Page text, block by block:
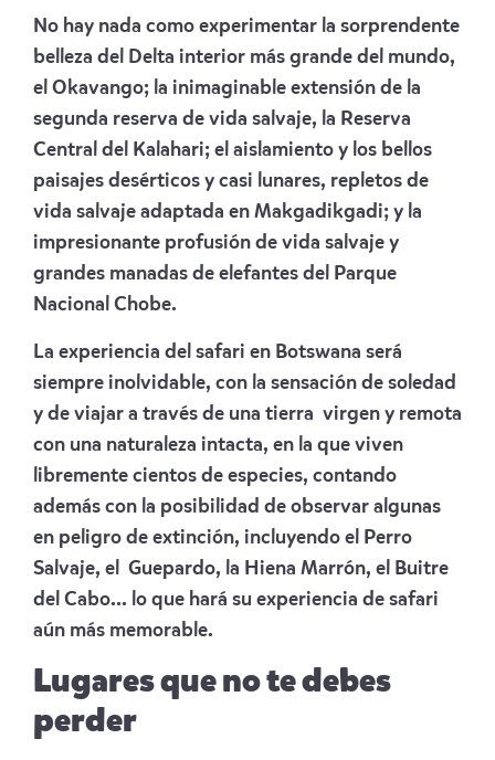
No hay nada como experimentar la sorprendente
belleza del Delta interior más grande del mundo,
el Okavango; la inimaginable extensión de la
segunda reserva de vida salvaje, la Reserva
Central del Kalahari; el aislamiento y los bellos
paisajes desérticos y casi lunares, repletos de
vida salvaje adaptada en Makgadikgadi; y la
impresionante profusión de vida salvaje y
grandes manadas de elefantes del Parque
Nacional Chobe.
La experiencia del safari en Botswana será
siempre inolvidable, con la sensación de soledad
y de viajar a través de una tierra virgen y remota
con una naturaleza intacta, en la que viven
libremente cientos de especies, contando
además con la posibilidad de observar algunas
en peligro de extinción, incluyendo el Perro
Salvaje, el Guepardo, la Hiena Marrón, el Buitre
del Cabo... lo que hará su experiencia de safari
aún más memorable.
Lugares que no te debes
perder